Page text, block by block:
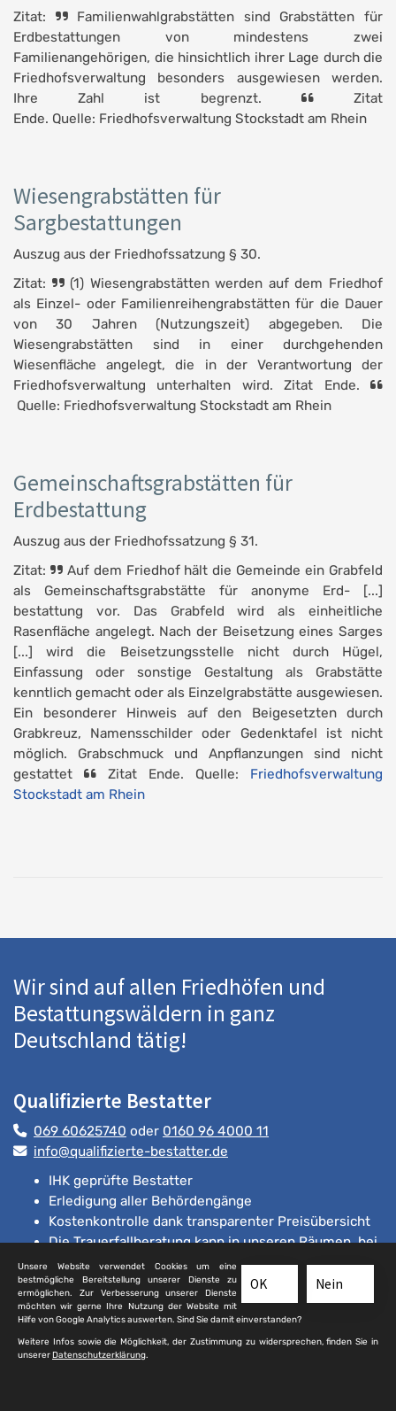
Zitat:
Familienwahlgrabstätten sind Grabstätten für
Erdbestattungen von mindestens zwei
Familienangehörigen, die hinsichtlich ihrer Lage durch die
Friedhofsverwaltung besonders ausgewiesen werden.
Ihre Zahl ist begrenzt.
Zitat
Ende. Quelle: Friedhofsverwaltung Stockstadt am Rhein
Wiesengrabstätten für
Sargbestattungen
Auszug aus der Friedhofssatzung § 30.
Zitat:
(1) Wiesengrabstätten werden auf dem Friedhof
als Einzel- oder Familienreihengrabstätten für die Dauer
von 30 Jahren (Nutzungszeit) abgegeben. Die
Wiesengrabstätten sind in einer durchgehenden
Wiesenfläche angelegt, die in der Verantwortung der
Friedhofsverwaltung unterhalten wird. Zitat Ende.
Quelle: Friedhofsverwaltung Stockstadt am Rhein
Gemeinschaftsgrabstätten für
Erdbestattung
Auszug aus der Friedhofssatzung § 31.
Zitat:
Auf dem Friedhof hält die Gemeinde ein Grabfeld
als Gemeinschaftsgrabstätte für anonyme Erd- [...]
bestattung vor. Das Grabfeld wird als einheitliche
Rasenfläche angelegt. Nach der Beisetzung eines Sarges
[...] wird die Beisetzungsstelle nicht durch Hügel,
Einfassung oder sonstige Gestaltung als Grabstätte
kenntlich gemacht oder als Einzelgrabstätte ausgewiesen.
Ein besonderer Hinweis auf den Beigesetzten durch
Grabkreuz, Namensschilder oder Gedenktafel ist nicht
möglich. Grabschmuck und Anpflanzungen sind nicht
gestattet
Zitat Ende. Quelle: Friedhofsverwaltung
Stockstadt am Rhein
Wir sind auf allen Friedhöfen und
Bestattungswäldern in ganz
Deutschland tätig!
Qualifizierte Bestatter
069 60625740 oder 0160 96 4000 11
info@qualifizierte-bestatter.de
IHK geprüfte Bestatter
Erledigung aller Behördengänge
Kostenkontrolle dank transparenter Preisübersicht
Die Trauerfallberatung kann in unseren Räumen, bei
Ihnen zu Hause oder gänzlich über digitale
Medien stattfinden.
Friedhofssatzungen
Friedhofsordnungen sind öffentlich-rechtliche Satzungen
Nein
OK
Unsere Website verwendet Cookies um eine
bestmögliche Bereitstellung unserer Dienste zu
ermöglichen. Zur Verbesserung unserer Dienste
möchten wir gerne Ihre Nutzung der Website mit
Hilfe von Google Analytics auswerten. Sind Sie damit einverstanden?
Weitere Infos sowie die Möglichkeit, der Zustimmung zu widersprechen, finden Sie in
unsererDatenschutzerklärung.